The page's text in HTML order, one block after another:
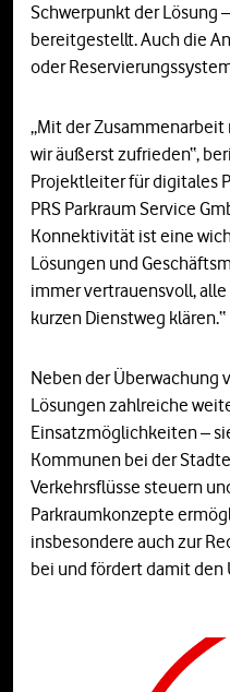
Schwerpunkt der Lösung
bereitgestellt. Auch die
oder
„Mit der Zusammenarbeit
wir äußerst zufrieden“,
Projektleiter für digitales
PRS Parkraum Service
Konnektivität ist eine
Lösungen und
immer vertrauensvoll,
kurzen Dienstweg klären.“
Neben der Überwachung
Lösungen zahlreiche
Einsatzmöglichkeiten –
Kommunen bei der
Verkehrsflüsse steuern
Parkraumkonzepte
insbesondere auch zur
bei und fördert damit den